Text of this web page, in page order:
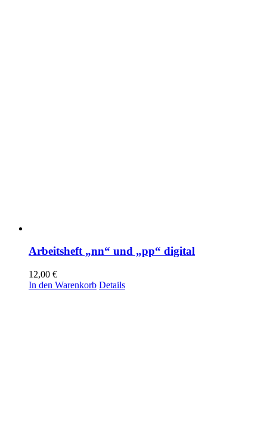
Arbeitsheft „nn“ und „pp“ digital
12,00 €
In den Warenkorb Details